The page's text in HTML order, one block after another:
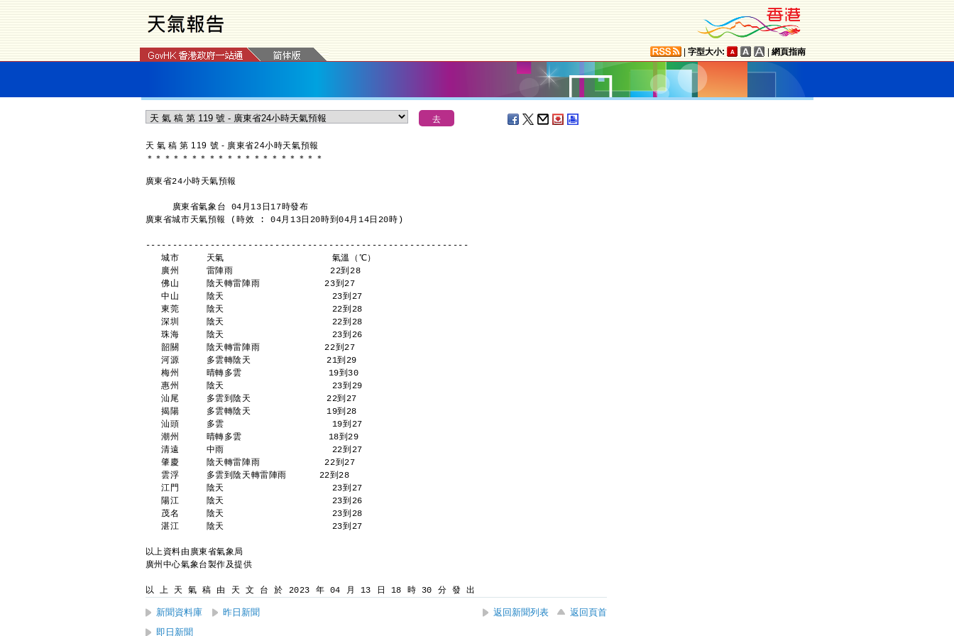
字型大小: 網頁指南
天 氣 稿 第 119 號 - 廣東省24小時天氣預報
＊ ＊ ＊ ＊ ＊ ＊ ＊ ＊ ＊ ＊ ＊ ＊ ＊ ＊ ＊ ＊ ＊ ＊ ＊ ＊
廣東省24小時天氣預報
     廣東省氣象台 04月13日17時發布
廣東省城市天氣預報 (時效 : 04月13日20時到04月14日20時)
------------------------------------------------------------
   城市     天氣                    氣溫（℃）
   廣州     雷陣雨                  22到28
   佛山     陰天轉雷陣雨            23到27
   中山     陰天                    23到27
   東莞     陰天                    22到28
   深圳     陰天                    22到28
   珠海     陰天                    23到26
   韶關     陰天轉雷陣雨            22到27
   河源     多雲轉陰天              21到29
   梅州     晴轉多雲                19到30
   惠州     陰天                    23到29
   汕尾     多雲到陰天              22到27
   揭陽     多雲轉陰天              19到28
   汕頭     多雲                    19到27
   潮州     晴轉多雲                18到29
   清遠     中雨                    22到27
   肇慶     陰天轉雷陣雨            22到27
   雲浮     多雲到陰天轉雷陣雨      22到28
   江門     陰天                    23到27
   陽江     陰天                    23到26
   茂名     陰天                    23到28
   湛江     陰天                    23到27
以上資料由廣東省氣象局
廣州中心氣象台製作及提供
以 上 天 氣 稿 由 天 文 台 於 2023 年 04 月 13 日 18 時 30 分 發 出
新聞資料庫 昨日新聞 返回新聞列表
返回頁首
即日新聞